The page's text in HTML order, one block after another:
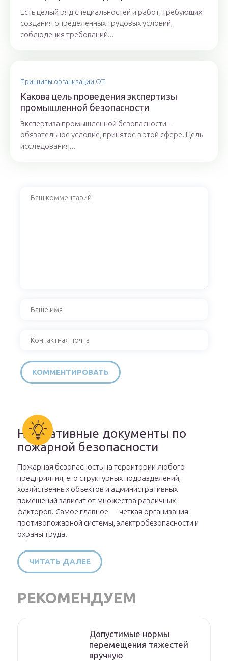
Есть целый ряд специальностей и работ, требующих
создания определенных трудовых условий,
соблюдения требований...
Принципы организации ОТ
Какова цель проведения экспертизы
промышленной безопасности
Экспертиза промышленной безопасности –
обязательное условие, принятое в этой сфере. Цель
исследования...
Нормативные документы по
пожарной безопасности
Пожарная безопасность на территории любого
предприятия, его структурных подразделений,
хозяйственных объектов и административных
помещений зависит от множества различных
факторов. Самое главное — четкая организация
противопожарной системы, электробезопасности и
охраны труда.
ЧИТАТЬ ДАЛЕЕ
РЕКОМЕНДУЕМ
Допустимые нормы
перемещения тяжестей
вручную